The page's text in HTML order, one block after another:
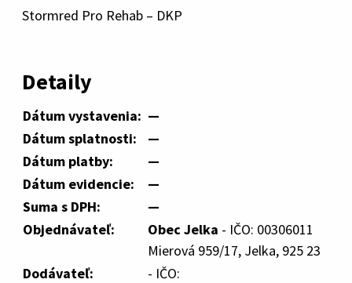
Stormred Pro Rehab – DKP
Detaily
Dátum vystavenia: —
Dátum splatnosti:
—
Dátum platby:
—
Dátum evidencie:
—
Suma s DPH:
—
Objednávateľ:
Obec Jelka - IČO: 00306011
Mierová 959/17, Jelka, 925 23
Dodávateľ:
- IČO: